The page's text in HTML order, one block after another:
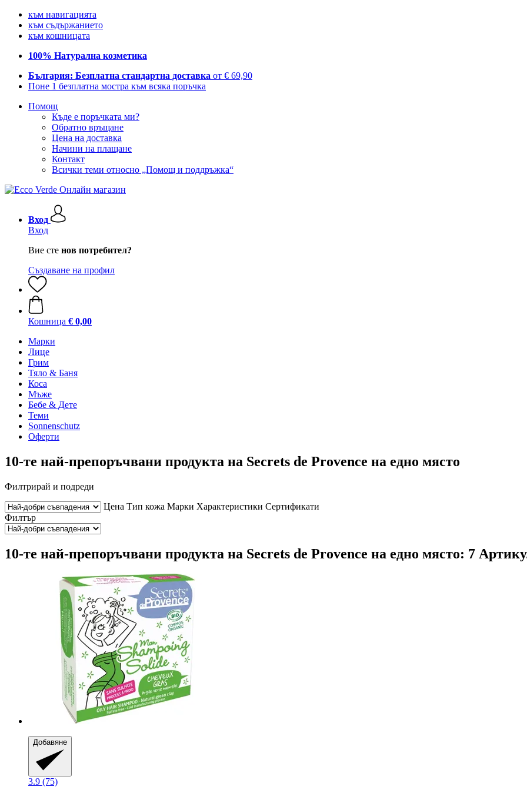
към навигацията
към съдържанието
към кошницата
100% Натурална козметика
България: Безплатна стандартна доставка от € 69,90
Поне 1 безплатна мостра към всяка поръчка
Помощ
Къде е поръчката ми?
Обратно връщане
Цена на доставка
Начини на плащане
Контакт
Всички теми относно „Помощ и поддръжка“
Вход
Вход
Вие сте нов потребител?
Създаване на профил
Кошница € 0,00
Марки
Лице
Грим
Тяло & Баня
Коса
Мъже
Бебе & Дете
Теми
Sonnenschutz
Оферти
10-те най-препоръчвани продукта на Secrets de Provence на едно място
Филтрирай и подреди
Цена Тип кожа Марки Характеристики Сертификати
Филтър
10-те най-препоръчвани продукта на Secrets de Provence на едно място: 7
Добавяне
3.9 (75)